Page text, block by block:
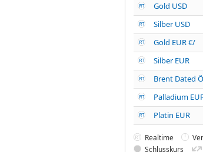
Gold USD
Silber USD
Gold EUR €/
Silber EUR
Brent Dated
Palladium
Platin EUR
Realtime
Schlusskurs